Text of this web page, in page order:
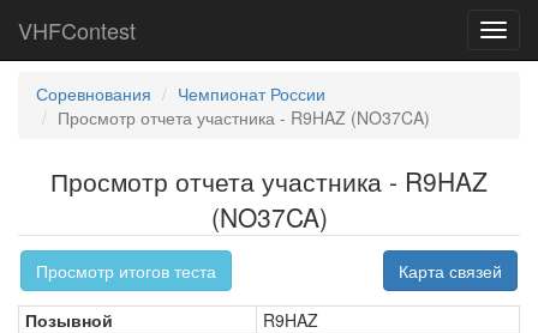
VHFContest
Соревнования
Чемпионат России
Просмотр отчета участника - R9HAZ (NO37CA)
Просмотр отчета участника - R9HAZ
(NO37CA)
Просмотр итогов теста Карта связей
Позывной
R9HAZ